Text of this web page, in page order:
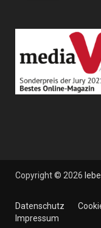
Copyright © 2026
Datenschutz
Impressum